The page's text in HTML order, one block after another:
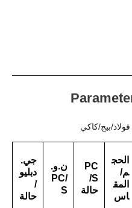
فولاذ/بيج/كاكي
الحج
م/
المق
اس
PC
S/
حالة
ن.و.
/PC
S
جي.
دبليو
/
حالة